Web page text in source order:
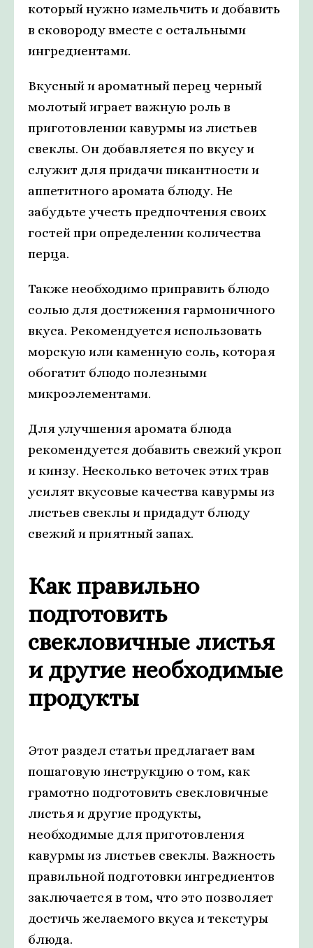
который нужно измельчить и добавить
в сковороду вместе с остальными
ингредиентами.
Вкусный и ароматный перец черный
молотый играет важную роль в
приготовлении кавурмы из листьев
свеклы. Он добавляется по вкусу и
служит для придачи пикантности и
аппетитного аромата блюду. Не
забудьте учесть предпочтения своих
гостей при определении количества
перца.
Также необходимо приправить блюдо
солью для достижения гармоничного
вкуса. Рекомендуется использовать
морскую или каменную соль, которая
обогатит блюдо полезными
микроэлементами.
Для улучшения аромата блюда
рекомендуется добавить свежий укроп
и кинзу. Несколько веточек этих трав
усилят вкусовые качества кавурмы из
листьев свеклы и придадут блюду
свежий и приятный запах.
Как правильно
подготовить
свекловичные листья
и другие необходимые
продукты
Этот раздел статьи предлагает вам
пошаговую инструкцию о том, как
грамотно подготовить свекловичные
листья и другие продукты,
необходимые для приготовления
кавурмы из листьев свеклы. Важность
правильной подготовки ингредиентов
заключается в том, что это позволяет
достичь желаемого вкуса и текстуры
блюда.